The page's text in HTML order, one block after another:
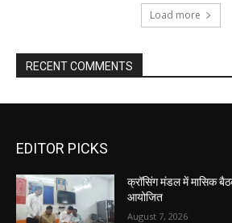
Load more
RECENT COMMENTS
EDITOR PICKS
क्रॉसिंग मंडल में मासिक
आयोजित
August 7, 2026